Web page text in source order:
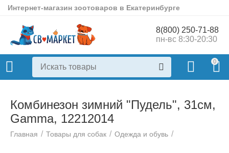
Интернет-магазин зоотоваров в Екатеринбурге
8(800) 250-71-88
пн-вс 8:30-20:30
0
Комбинезон зимний "Пудель", 31см,
Gamma, 12212014
Главная / Товары для собак / Одежда и обувь /